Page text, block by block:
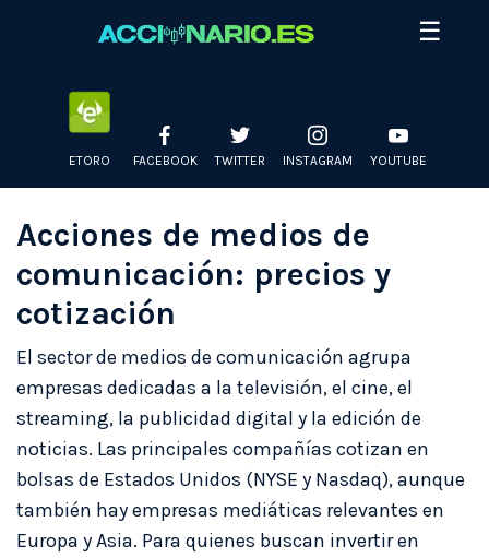
☰
ETORO FACEBOOK TWITTER INSTAGRAM YOUTUBE
Acciones de medios de
comunicación: precios y
cotización
El sector de medios de comunicación agrupa
empresas dedicadas a la televisión, el cine, el
streaming, la publicidad digital y la edición de
noticias. Las principales compañías cotizan en
bolsas de Estados Unidos (NYSE y Nasdaq), aunque
también hay empresas mediáticas relevantes en
Europa y Asia. Para quienes buscan invertir en